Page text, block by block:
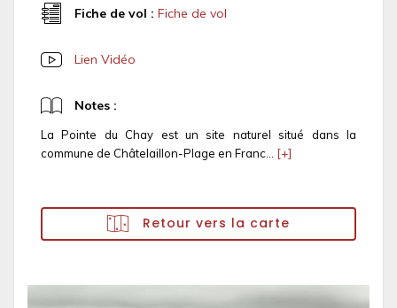
Fiche de vol : Fiche de vol
Lien Vidéo
Notes :
La Pointe du Chay est un site naturel situé dans la
commune de Châtelaillon-Plage en Franc... [+]
Retour vers la carte